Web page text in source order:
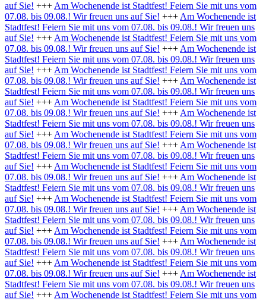
auf Sie! +++ Am Wochenende ist Stadtfest! Feiern Sie mit uns vom
07.08. bis 09.08.! Wir freuen uns auf Sie! +++ Am Wochenende ist
Stadtfest! Feiern Sie mit uns vom 07.08. bis 09.08.! Wir freuen uns
auf Sie! +++ Am Wochenende ist Stadtfest! Feiern Sie mit uns vom
07.08. bis 09.08.! Wir freuen uns auf Sie! +++ Am Wochenende ist
Stadtfest! Feiern Sie mit uns vom 07.08. bis 09.08.! Wir freuen uns
auf Sie! +++ Am Wochenende ist Stadtfest! Feiern Sie mit uns vom
07.08. bis 09.08.! Wir freuen uns auf Sie! +++ Am Wochenende ist
Stadtfest! Feiern Sie mit uns vom 07.08. bis 09.08.! Wir freuen uns
auf Sie! +++ Am Wochenende ist Stadtfest! Feiern Sie mit uns vom
07.08. bis 09.08.! Wir freuen uns auf Sie! +++ Am Wochenende ist
Stadtfest! Feiern Sie mit uns vom 07.08. bis 09.08.! Wir freuen uns
auf Sie! +++ Am Wochenende ist Stadtfest! Feiern Sie mit uns vom
07.08. bis 09.08.! Wir freuen uns auf Sie! +++ Am Wochenende ist
Stadtfest! Feiern Sie mit uns vom 07.08. bis 09.08.! Wir freuen uns
auf Sie! +++ Am Wochenende ist Stadtfest! Feiern Sie mit uns vom
07.08. bis 09.08.! Wir freuen uns auf Sie! +++ Am Wochenende ist
Stadtfest! Feiern Sie mit uns vom 07.08. bis 09.08.! Wir freuen uns
auf Sie! +++ Am Wochenende ist Stadtfest! Feiern Sie mit uns vom
07.08. bis 09.08.! Wir freuen uns auf Sie! +++ Am Wochenende ist
Stadtfest! Feiern Sie mit uns vom 07.08. bis 09.08.! Wir freuen uns
auf Sie! +++ Am Wochenende ist Stadtfest! Feiern Sie mit uns vom
07.08. bis 09.08.! Wir freuen uns auf Sie! +++ Am Wochenende ist
Stadtfest! Feiern Sie mit uns vom 07.08. bis 09.08.! Wir freuen uns
auf Sie! +++ Am Wochenende ist Stadtfest! Feiern Sie mit uns vom
07.08. bis 09.08.! Wir freuen uns auf Sie! +++ Am Wochenende ist
Stadtfest! Feiern Sie mit uns vom 07.08. bis 09.08.! Wir freuen uns
auf Sie! +++ Am Wochenende ist Stadtfest! Feiern Sie mit uns vom